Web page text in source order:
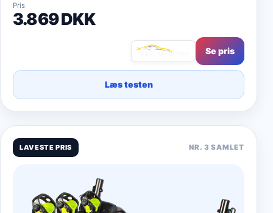
Pris
3.869 DKK
Se pris
Læs testen
LAVESTE PRIS NR. 3 SAMLET